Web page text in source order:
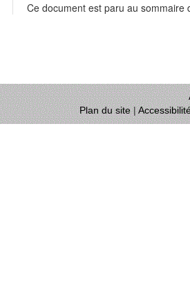
Ce document est paru au sommaire
Plan du site|